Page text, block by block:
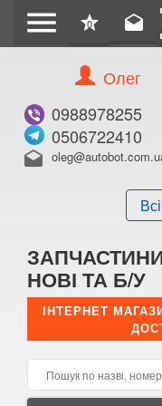
menu star
0 drafts
Олег
0988978255
0506722410
drafts
НОВІ ТА Б/У
ІНТЕРНЕТПримітка:
E-mail:
Телефон: